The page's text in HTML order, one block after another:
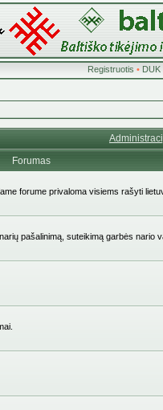
Registruotis • DUK
Forumas
forume privaloma visiems rašyti
pašalinimą, suteikimą garbės nario